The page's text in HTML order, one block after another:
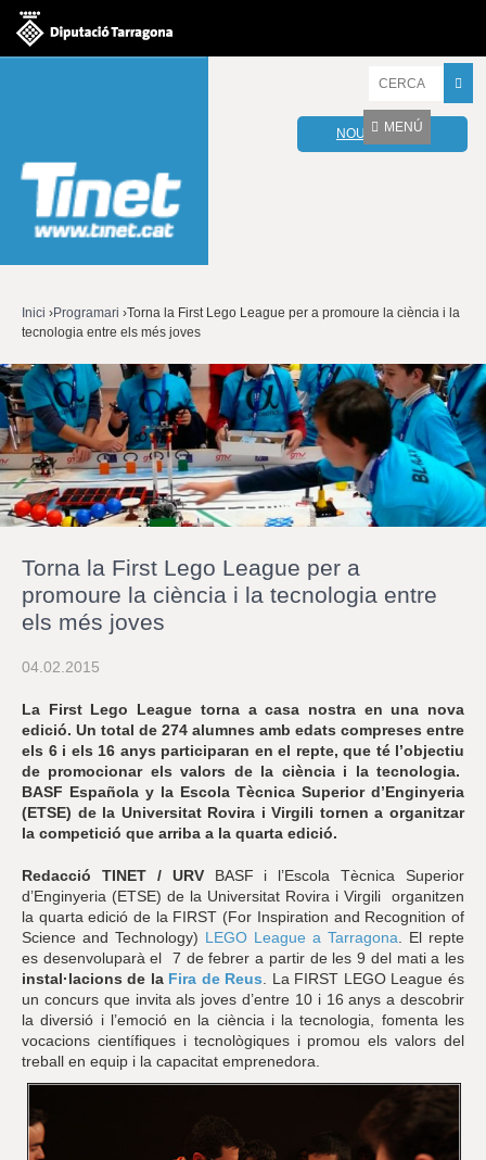
r
o
v
t
r
e
a
r
a
u
c
NOU WEBMAIL
MENÚ
Esteu
aquí
Inici ›Programari ›Torna la First Lego League per a promoure la ciència i la
tecnologia entre els més joves
Torna la First Lego League per a
promoure la ciència i la tecnologia entre
els més joves
04.02.2015
La First Lego League torna a casa nostra en una nova
edició. Un total de 274 alumnes amb edats compreses entre
els 6 i els 16 anys participaran en el repte, que té l’objectiu
de promocionar els valors de la ciència i la tecnologia.
BASF Española y la Escola Tècnica Superior d’Enginyeria
(ETSE) de la Universitat Rovira i Virgili tornen a organitzar
la competició que arriba a la quarta edició.
Redacció TINET / URVBASF i l’Escola Tècnica Superior
d’Enginyeria (ETSE) de la Universitat Rovira i Virgili organitzen
la quarta edició de la FIRST (For Inspiration and Recognition of
Science and Technology) LEGO League a Tarragona . El repte
es desenvoluparà el 7 de febrer a partir de les 9 del mati a les
instal·lacions de la Fira de Reus . La FIRST LEGO League és
un concurs que invita als joves d’entre 10 i 16 anys a descobrir
la diversió i l’emoció en la ciència i la tecnologia, fomenta les
vocacions científiques i tecnològiques i promou els valors del
treball en equip i la capacitat emprenedora.